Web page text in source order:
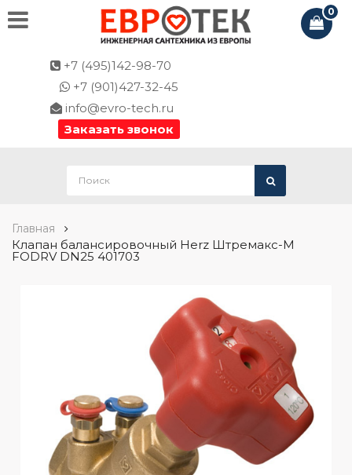
+7 (495)142-98-70
+7 (901)427-32-45
info@evro-tech.ru
Заказать звонок
0
Главная
Клапан балансировочный Herz Штремакс-M
FODRV DN25 401703